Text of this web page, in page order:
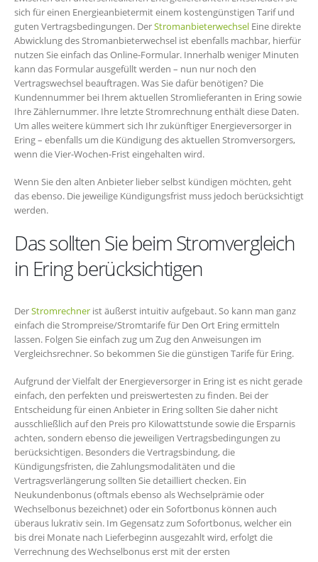
sich für einen Energieanbietermit einem kostengünstigen Tarif und
guten Vertragsbedingungen. DerStromanbieterwechsel Eine direkte
Abwicklung des Stromanbieterwechsel ist ebenfalls machbar, hierfür
nutzen Sie einfach das Online-Formular. Innerhalb weniger Minuten
kann das Formular ausgefüllt werden – nun nur noch den
Vertragswechsel beauftragen. Was Sie dafür benötigen? Die
Kundennummer bei Ihrem aktuellen Stromlieferanten in Ering sowie
Ihre Zählernummer. Ihre letzte Stromrechnung enthält diese Daten.
Um alles weitere kümmert sich Ihr zukünftiger Energieversorger in
Ering – ebenfalls um die Kündigung des aktuellen Stromversorgers,
wenn die Vier-Wochen-Frist eingehalten wird.
Wenn Sie den alten Anbieter lieber selbst kündigen möchten, geht
das ebenso. Die jeweilige Kündigungsfrist muss jedoch berücksichtigt
werden.
Das sollten Sie beim Stromvergleich
in Ering berücksichtigen
DerStromrechner ist äußerst intuitiv aufgebaut. So kann man ganz
einfach die Strompreise/Stromtarife für Den Ort Ering ermitteln
lassen. Folgen Sie einfach zug um Zug den Anweisungen im
Vergleichsrechner. So bekommen Sie die günstigen Tarife für Ering.
Aufgrund der Vielfalt der Energieversorger in Ering ist es nicht gerade
einfach, den perfekten und preiswertesten zu finden. Bei der
Entscheidung für einen Anbieter in Ering sollten Sie daher nicht
ausschließlich auf den Preis pro Kilowattstunde sowie die Ersparnis
achten, sondern ebenso die jeweiligen Vertragsbedingungen zu
berücksichtigen. Besonders die Vertragsbindung, die
Kündigungsfristen, die Zahlungsmodalitäten und die
Vertragsverlängerung sollten Sie detailliert checken. Ein
Neukundenbonus (oftmals ebenso als Wechselprämie oder
Wechselbonus bezeichnet) oder ein Sofortbonus können auch
überaus lukrativ sein. Im Gegensatz zum Sofortbonus, welcher ein
bis drei Monate nach Lieferbeginn ausgezahlt wird, erfolgt die
Verrechnung des Wechselbonus erst mit der ersten